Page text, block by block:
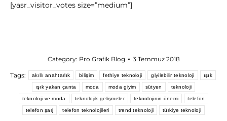
[yasr_visitor_votes size=”medium”]
Category: Pro Grafik Blog 3 Temmuz 2018
Tags: akıllı anahtarlık bilişim fethiye teknoloji giyilebilir teknoloji ışık
ışık yakan çanta moda moda giyim sütyen teknoloji
teknoloji ve moda teknolojik gelişmeler teknolojinin önemi telefon
telefon şarj telefon teknolojileri trend teknoloji türkiye teknoloji